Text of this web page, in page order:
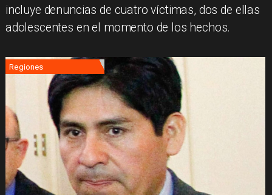
incluye denuncias de cuatro víctimas, dos de ellas
adolescentes en el momento de los hechos.
Regiones